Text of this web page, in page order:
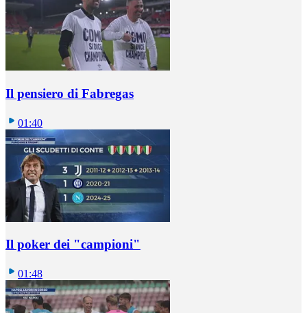
Il pensiero di Fabregas
01:40
Il poker dei "campioni"
01:48